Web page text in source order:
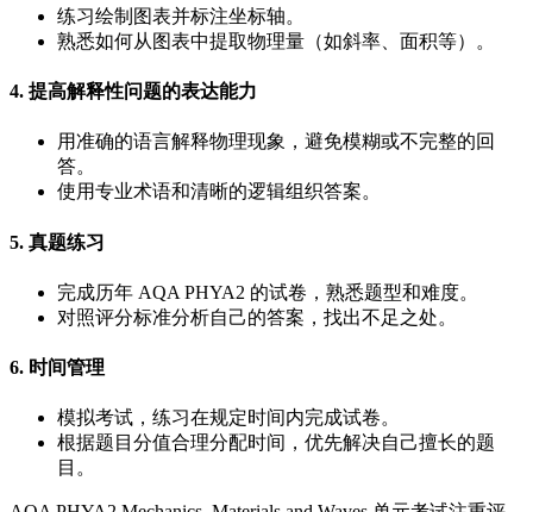
练习绘制图表并标注坐标轴。
熟悉如何从图表中提取物理量（如斜率、面积等）。
4. 提高解释性问题的表达能力
用准确的语言解释物理现象，避免模糊或不完整的回
答。
使用专业术语和清晰的逻辑组织答案。
5. 真题练习
完成历年 AQA PHYA2 的试卷，熟悉题型和难度。
对照评分标准分析自己的答案，找出不足之处。
6. 时间管理
模拟考试，练习在规定时间内完成试卷。
根据题目分值合理分配时间，优先解决自己擅长的题
目。